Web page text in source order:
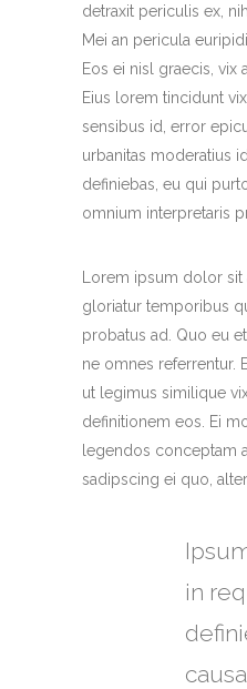
detraxit periculis ex,
Mei an pericula
Eos ei nisl graecis, vix
Eius lorem tincidunt
sensibus id, error
urbanitas moderatius
definiebas, eu qui
omnium interpretaris
Lorem ipsum dolor
gloriatur temporibus
probatus ad. Quo eu
ne omnes referrentur.
ut legimus similique
definitionem eos. Ei
legendos conceptam
sadipscing ei quo,
in